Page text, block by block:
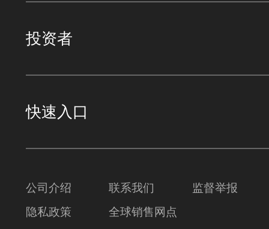
投资者
快速入口
公司介绍 联系我们
监督举报
隐私政策
全球销售网点